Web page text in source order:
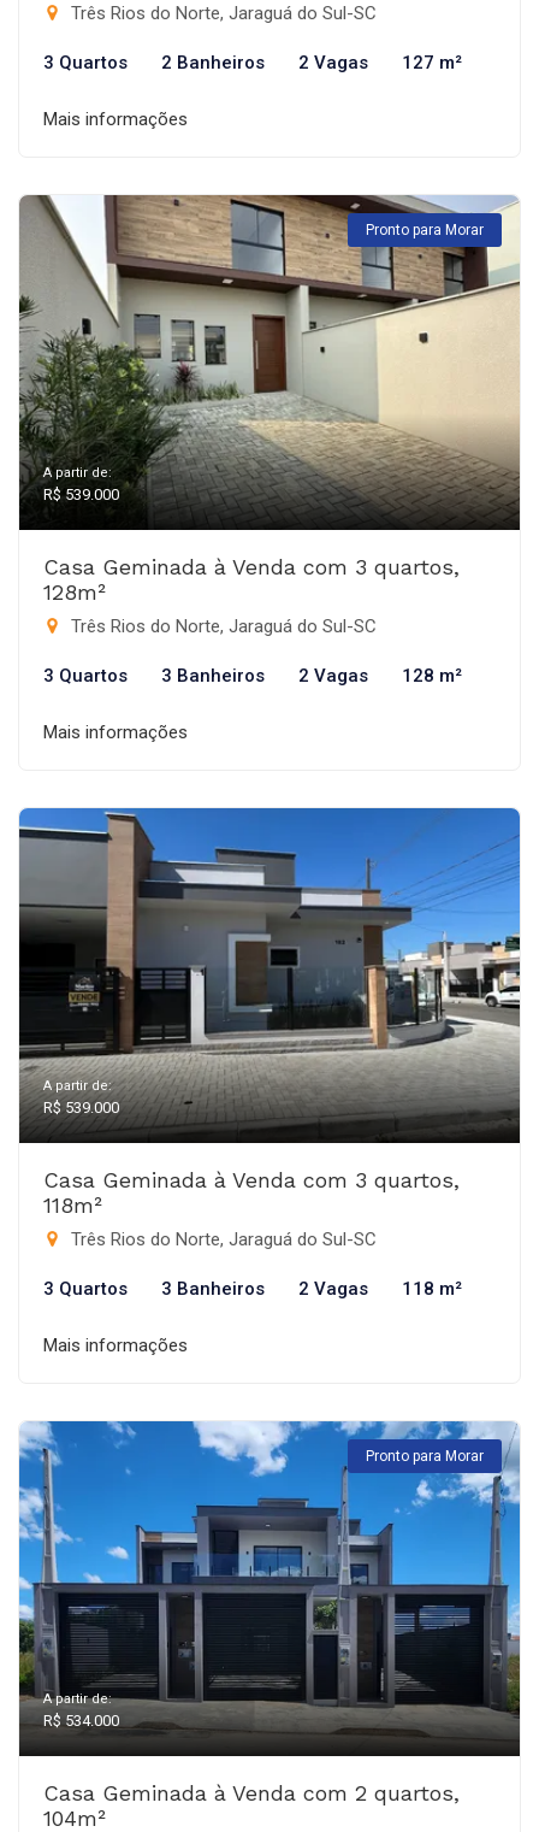
Três Rios do Norte, Jaraguá do Sul-SC
3 Quartos 2 Banheiros 2 Vagas 127 m²
Mais informações
Pronto para Morar
A partir de:
R$ 539.000
Casa Geminada à Venda com 3 quartos,
128m²
Três Rios do Norte, Jaraguá do Sul-SC
3 Quartos 3 Banheiros 2 Vagas 128 m²
Mais informações
A partir de:
R$ 539.000
Casa Geminada à Venda com 3 quartos,
118m²
Três Rios do Norte, Jaraguá do Sul-SC
3 Quartos 3 Banheiros 2 Vagas 118 m²
Mais informações
Pronto para Morar
A partir de:
R$ 534.000
Casa Geminada à Venda com 2 quartos,
104m²